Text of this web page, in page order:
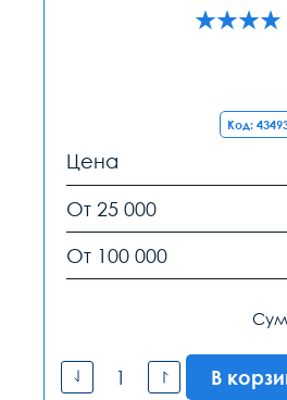
Код:
Цена
От 25 000
От 100 000
В